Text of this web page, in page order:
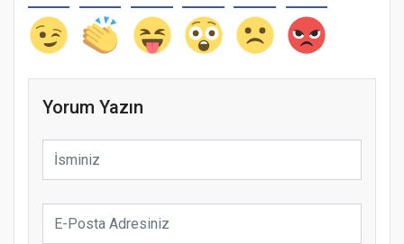
Yorum Yazın